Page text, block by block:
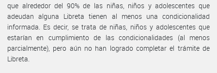
que alrededor del 90% de las niñas, niños y adolescentes que
adeudan alguna Libreta tienen al menos una condicionalidad
informada. Es decir, se trata de niñas, niños y adolescentes que
estarían en cumplimiento de las condicionalidades (al menos
parcialmente), pero aún no han logrado completar el trámite de
Libreta.